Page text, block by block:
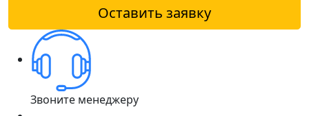
Оставить заявку
Звоните менеджеру